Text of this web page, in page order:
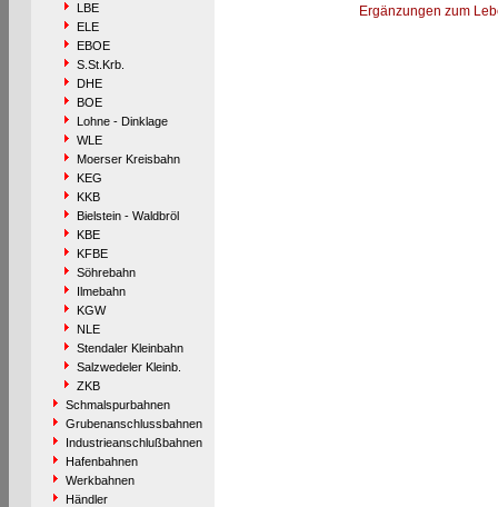
LBE
ELE
EBOE
S.St.Krb.
DHE
BOE
Lohne - Dinklage
WLE
Moerser Kreisbahn
KEG
KKB
Bielstein - Waldbröl
KBE
KFBE
Söhrebahn
Ilmebahn
KGW
NLE
Stendaler Kleinbahn
Salzwedeler Kleinb.
ZKB
Schmalspurbahnen
Grubenanschlussbahnen
Industrieanschlußbahnen
Hafenbahnen
Werkbahnen
Händler
Ergänzungen zum